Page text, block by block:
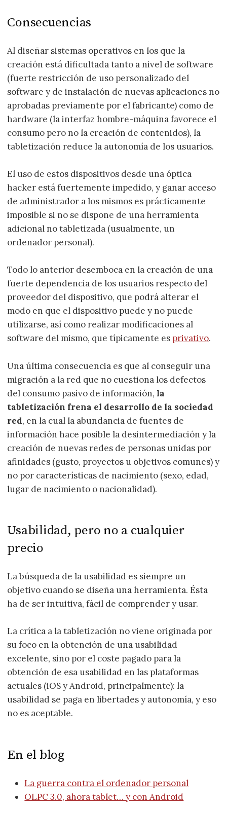
Consecuencias
Al diseñar sistemas operativos en los que la
creación está dificultada tanto a nivel de software
(fuerte restricción de uso personalizado del
software y de instalación de nuevas aplicaciones no
aprobadas previamente por el fabricante) como de
hardware (la interfaz hombre-máquina favorece el
consumo pero no la creación de contenidos), la
tabletización reduce la autonomía de los usuarios.
El uso de estos dispositivos desde una óptica
hacker está fuertemente impedido, y ganar acceso
de administrador a los mismos es prácticamente
imposible si no se dispone de una herramienta
adicional no tabletizada (usualmente, un
ordenador personal).
Todo lo anterior desemboca en la creación de una
fuerte dependencia de los usuarios respecto del
proveedor del dispositivo, que podrá alterar el
modo en que el dispositivo puede y no puede
utilizarse, así como realizar modificaciones al
software del mismo, que típicamente es privativo.
Una última consecuencia es que al conseguir una
migración a la red que no cuestiona los defectos
del consumo pasivo de información, la
tabletización frena el desarrollo de la sociedad
red, en la cual la abundancia de fuentes de
información hace posible la desintermediación y la
creación de nuevas redes de personas unidas por
afinidades (gusto, proyectos u objetivos comunes) y
no por características de nacimiento (sexo, edad,
lugar de nacimiento o nacionalidad).
Usabilidad, pero no a cualquier
precio
La búsqueda de la usabilidad es siempre un
objetivo cuando se diseña una herramienta. Ésta
ha de ser intuitiva, fácil de comprender y usar.
La crítica a la tabletización no viene originada por
su foco en la obtención de una usabilidad
excelente, sino por el coste pagado para la
obtención de esa usabilidad en las plataformas
actuales (iOS y Android, principalmente): la
usabilidad se paga en libertades y autonomía, y eso
no es aceptable.
En el blog
La guerra contra el ordenador personal
OLPC 3.0, ahora tablet… y con Android